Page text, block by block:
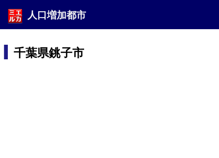
人口増加都市
千葉県銚子市